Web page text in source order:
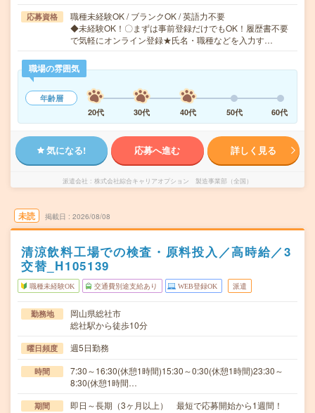
応募資格
職種未経験OK / ブランクOK / 英語力不要
◆未経験OK！〇まずは事前登録だけでもOK！履歴書不要
で気軽にオンライン登録★氏名・職種などを入力す…
職場の雰囲気
年齢層
20代
30代 40代 50代 60代
気になる! 応募へ進む 詳しく見る
派遣会社 株式会社綜合キャリアオプション 製造事業部（全国）
未読 掲載日 2026/08/08
清涼飲料工場での検査・原料投入／高時給／3
交替_H105139
職種未経験OK 交通費別途支給あり WEB登録OK 派遣
勤務地
岡山県総社市
総社駅から徒歩10分
曜日頻度 週5日勤務
時間
7:30～16:30(休憩1時間)15:30～0:30(休憩1時間)23:30～
8:30(休憩1時間…
期間 即日～長期（3ヶ月以上） 最短で応募開始から1週間！